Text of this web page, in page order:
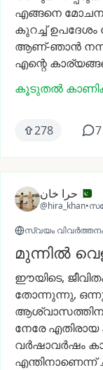
എങ്ങനെ
കുറച്ച് ഉപദേശം
ആണ്-ഞാൻ
എന്റെ
കൂടുതൽ
278 7
حرا خان
@hira_khan•
സ്വയം
മുന്നിൽ
ഈയിടെ,
തോന്നുന്നു,
നേരേ എതിരായ
വർഷാവർഷം
എന്തിനാണെന്ന്